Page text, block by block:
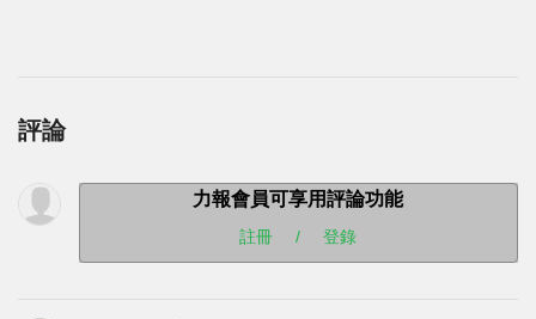
評論
力報會員可享用評論功能
註冊 / 登錄